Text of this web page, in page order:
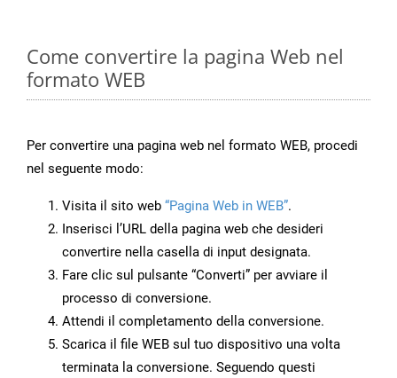
Come convertire la pagina Web nel
formato WEB
Per convertire una pagina web nel formato WEB, procedi
nel seguente modo:
Visita il sito web “Pagina Web in WEB”.
Inserisci l’URL della pagina web che desideri
convertire nella casella di input designata.
Fare clic sul pulsante “Converti” per avviare il
processo di conversione.
Attendi il completamento della conversione.
Scarica il file WEB sul tuo dispositivo una volta
terminata la conversione. Seguendo questi